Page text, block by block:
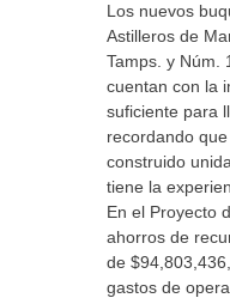
Los nuevos
Astilleros de
Tamps. y Núm.
cuentan con la
suficiente para
recordando
construido
tiene la
En el Proyecto
ahorros de
de
gastos de